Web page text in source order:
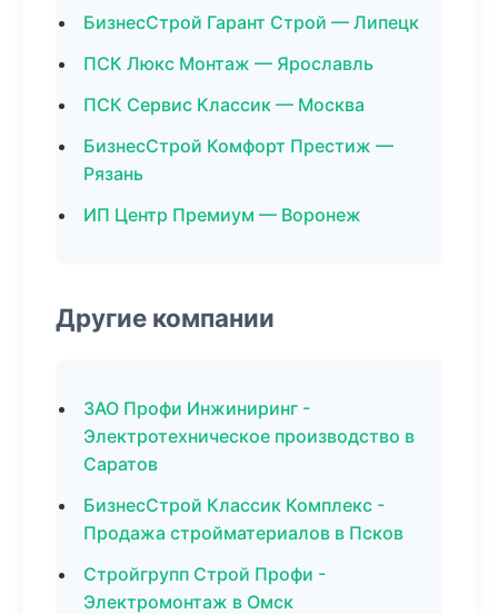
БизнесСтрой Гарант Строй — Липецк
ПСК Люкс Монтаж — Ярославль
ПСК Сервис Классик — Москва
БизнесСтрой Комфорт Престиж —
Рязань
ИП Центр Премиум — Воронеж
Другие компании
ЗАО Профи Инжиниринг -
Электротехническое производство в
Саратов
БизнесСтрой Классик Комплекс -
Продажа стройматериалов в Псков
Стройгрупп Строй Профи -
Электромонтаж в Омск